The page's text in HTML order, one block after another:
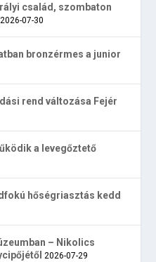
család, szombaton
2026-07-30
bronzérmes a junior
rend változása Fejér
a levegőztető
hőségriasztás kedd
– Nikolics
2026-07-29